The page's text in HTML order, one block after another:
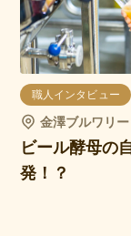
職人インタビュー
金澤ブルワリ
ビール酵母の
発！？